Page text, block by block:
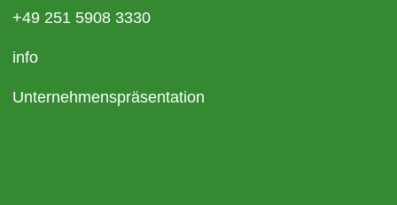
+49 251 5908 3330
info
Unternehmenspräsentation